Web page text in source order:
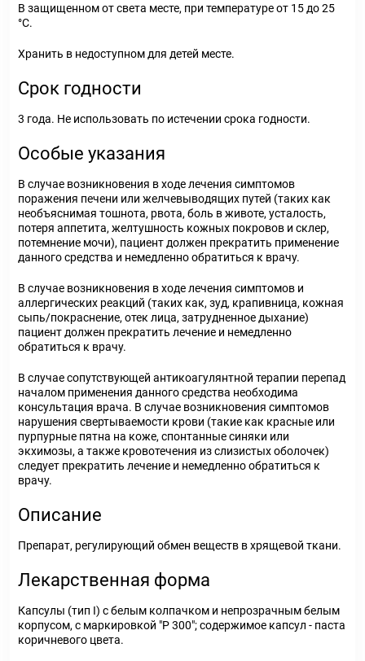
В защищенном от света месте, при температуре от 15 до 25
°С.
Хранить в недоступном для детей месте.
Срок годности
3 года. Не использовать по истечении срока годности.
Особые указания
В случае возникновения в ходе лечения симптомов
поражения печени или желчевыводящих путей (таких как
необъяснимая тошнота, рвота, боль в животе, усталость,
потеря аппетита, желтушность кожных покровов и склер,
потемнение мочи), пациент должен прекратить применение
данного средства и немедленно обратиться к врачу.
В случае возникновения в ходе лечения симптомов и
аллергических реакций (таких как, зуд, крапивница, кожная
сыпь/покраснение, отек лица, затрудненное дыхание)
пациент должен прекратить лечение и немедленно
обратиться к врачу.
В случае сопутствующей антикоагулянтной терапии перепад
началом применения данного средства необходима
консультация врача. В случае возникновения симптомов
нарушения свертываемости крови (такие как красные или
пурпурные пятна на коже, спонтанные синяки или
экхимозы, а также кровотечения из слизистых оболочек)
следует прекратить лечение и немедленно обратиться к
врачу.
Описание
Препарат, регулирующий обмен веществ в хрящевой ткани.
Лекарственная форма
Капсулы (тип I) с белым колпачком и непрозрачным белым
корпусом, с маркировкой "Р 300"; содержимое капсул - паста
коричневого цвета.